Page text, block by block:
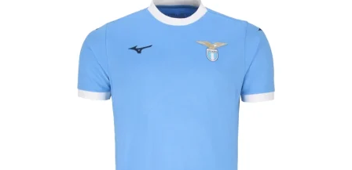
De
alternativen
kan
väljas
på